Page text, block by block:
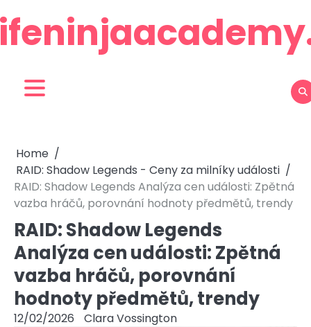
to
content
Home
RAID: Shadow Legends - Ceny za milníky události
RAID: Shadow Legends Analýza cen události: Zpětná
vazba hráčů, porovnání hodnoty předmětů, trendy
RAID: Shadow Legends
Analýza cen události: Zpětná
vazba hráčů, porovnání
hodnoty předmětů, trendy
12/02/2026 Clara Vossington